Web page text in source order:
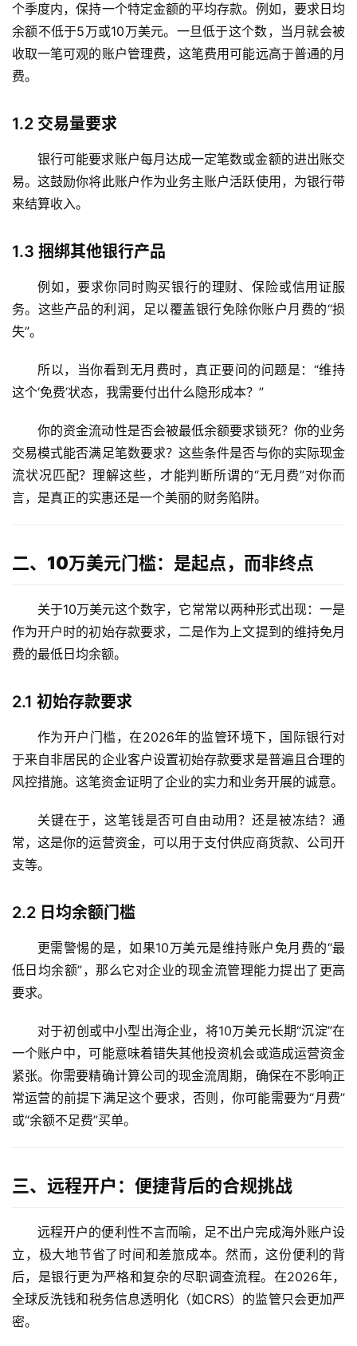
个季度内，保持一个特定金额的平均存款。例如，要求日均
余额不低于5万或10万美元。一旦低于这个数，当月就会被
收取一笔可观的账户管理费，这笔费用可能远高于普通的月
费。
1.2 交易量要求
银行可能要求账户每月达成一定笔数或金额的进出账交
易。这鼓励你将此账户作为业务主账户活跃使用，为银行带
来结算收入。
1.3 捆绑其他银行产品
例如，要求你同时购买银行的理财、保险或信用证服
务。这些产品的利润，足以覆盖银行免除你账户月费的“损
失”。
所以，当你看到 无月费时，真正要问的问题是：“维持
这个‘免费’状态，我需要付出什么隐形成本？”
你的资金流动性是否会被最低余额要求锁死？你的业务
交易模式能否满足笔数要求？这些条件是否与你的实际现金
流状况匹配？理解这些，才能判断所谓的“无月费”对你而
言，是真正的实惠还是一个美丽的财务陷阱。
二、10万美元门槛：是起点，而非终点
关于10万美元这个数字，它常常以两种形式出现：一是
作为开户时的初始存款要求，二是作为上文提到的维持免月
费的最低日均余额。
2.1 初始存款要求
作为开户门槛，在2026年的监管环境下，国际银行对
于来自非居民的企业客户设置初始存款要求是普遍且合理的
风控措施。这笔资金证明了企业的实力和业务开展的诚意。
关键在于，这笔钱是否可自由动用？还是被冻结？通
常，这是你的运营资金，可以用于支付供应商货款、公司开
支等。
2.2 日均余额门槛
更需警惕的是，如果10万美元是维持账户免月费的“最
低日均余额”，那么它对企业的现金流管理能力提出了更高
要求。
对于初创或中小型出海企业，将10万美元长期“沉淀”在
一个账户中，可能意味着错失其他投资机会或造成运营资金
紧张。你需要精确计算公司的现金流周期，确保在不影响正
常运营的前提下满足这个要求，否则，你可能需要为“月费”
或“余额不足费”买单。
三、远程开户：便捷背后的合规挑战
远程开户的便利性不言而喻，足不出户完成海外账户设
立，极大地节省了时间和差旅成本。然而，这份便利的背
后，是银行更为严格和复杂的尽职调查流程。在2026年，
全球反洗钱和税务信息透明化（如CRS）的监管只会更加严
密。